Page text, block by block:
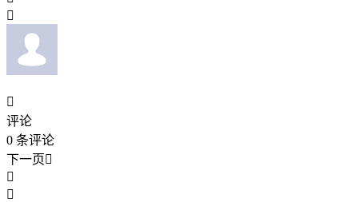


评论
0 条评论
下一页

